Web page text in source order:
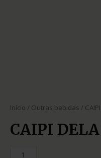
Início / Outras bebidas /
CAIPI